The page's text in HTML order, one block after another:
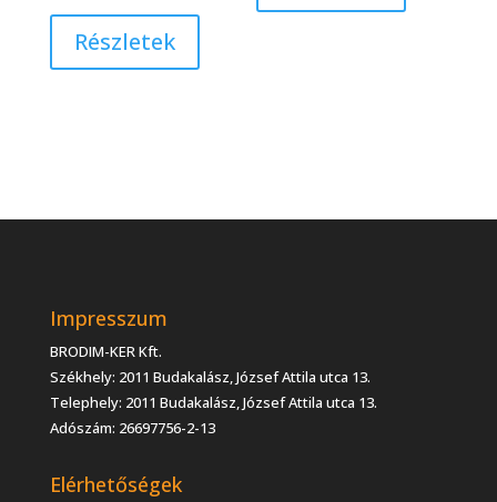
Részletek
Impresszum
BRODIM-KER Kft.
Székhely: 2011 Budakalász, József Attila utca 13.
Telephely: 2011 Budakalász, József Attila utca 13.
Adószám: 26697756-2-13
Elérhetőségek